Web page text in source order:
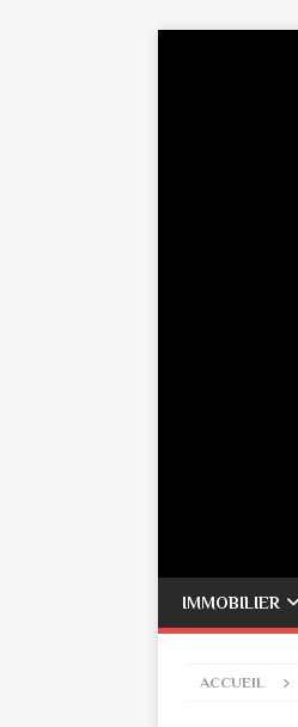
IMMOBILIER
ACCUEIL